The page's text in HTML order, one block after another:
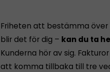
Friheten att bestämma
blir det för dig – kan du ta
Kunderna hör av sig.
att komma tillbaka till tre